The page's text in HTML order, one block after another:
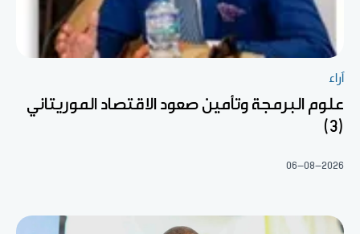
آراء
علوم البرمجة وتأمين صعود الاقتصاد الموريتاني
(3)
06-08-2026